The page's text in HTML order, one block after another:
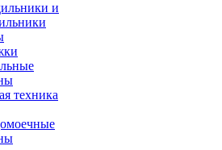
и
техника